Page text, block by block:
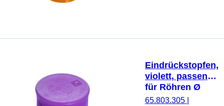
Eindrückstopfen,
violett, passend
für Röhren Ø
15,7 mm
65.803.305